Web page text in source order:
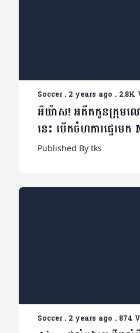
Soccer. 2 years ago . 2.8K
អីយ៉ាស! អតីតកូនក្រុមល
នេះ បើកចំហការផ្ទេរម
Published By tks
Soccer. 2 years ago . 874